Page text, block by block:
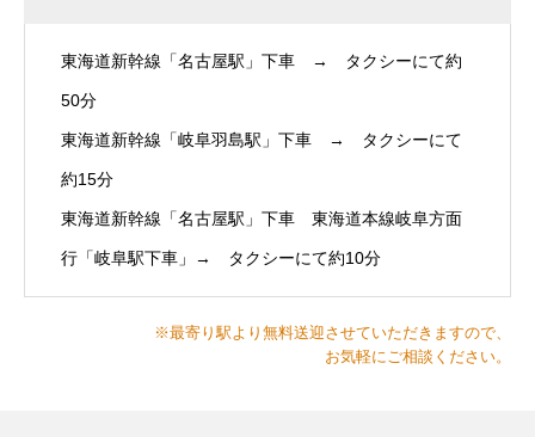
東海道新幹線「名古屋駅」下車 → タクシーにて約
50分
東海道新幹線「岐阜羽島駅」下車 → タクシーにて
約15分
東海道新幹線「名古屋駅」下車 東海道本線岐阜方面
行「岐阜駅下車」→ タクシーにて約10分
※最寄り駅より無料送迎させていただきますので、
お気軽にご相談ください。